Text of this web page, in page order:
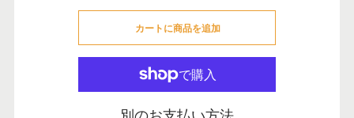
格
カートに商品を追加